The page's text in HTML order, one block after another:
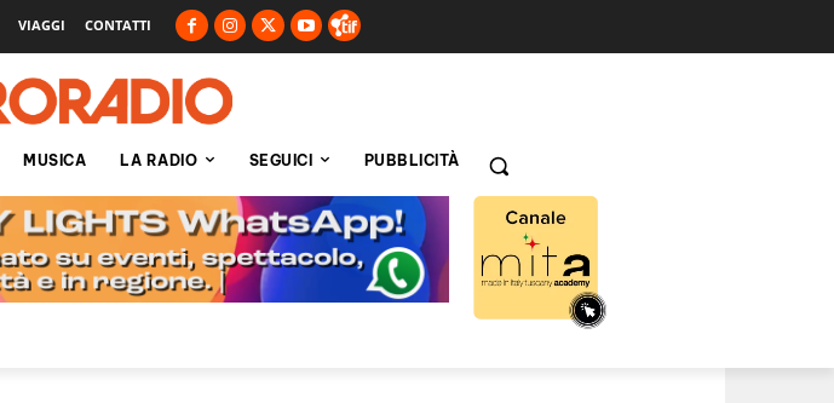
VIAGGI CONTATTI
MUSICA LA RADIO SEGUICI PUBBLICITÀ